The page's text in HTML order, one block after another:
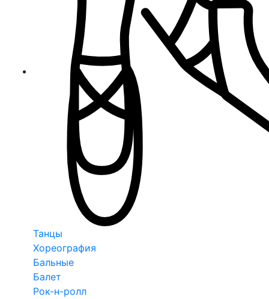
Танцы
Хореография
Бальные
Балет
Рок-н-ролл